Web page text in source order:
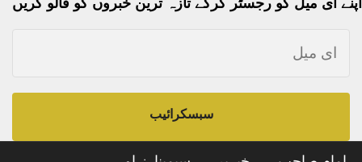
اپنے ای میل کو رجسٹر کرکے تازہ ترین خبروں کو فالو کریں
سبسکرائیب